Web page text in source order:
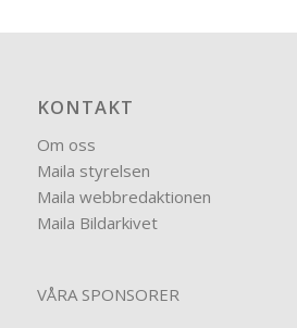
KONTAKT
Om oss
Maila styrelsen
Maila webbredaktionen
Maila Bildarkivet
VÅRA SPONSORER